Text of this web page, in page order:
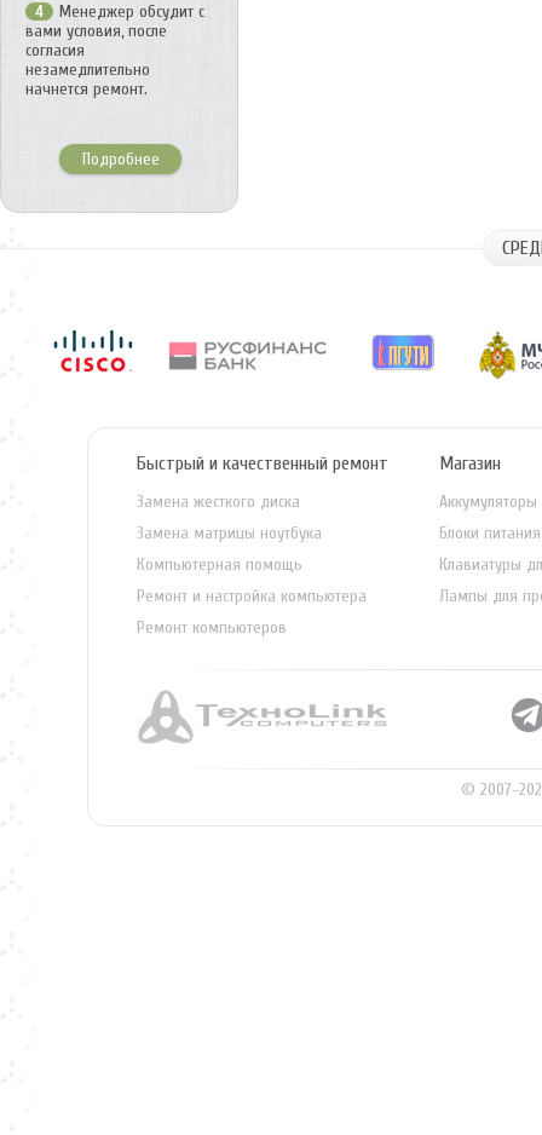
4
Менеджер обсудит с
вами условия, после
согласия
незамедлительно
начнется ремонт.
Подробнее
Быстрый и качественный ремонт
Замена жесткого диска
Замена матрицы ноутбука
Компьютерная помощь
Ремонт и настройка компьютера
Ремонт компьютеров
Магазин
Блоки
Клавиатуры
Лампы для
©